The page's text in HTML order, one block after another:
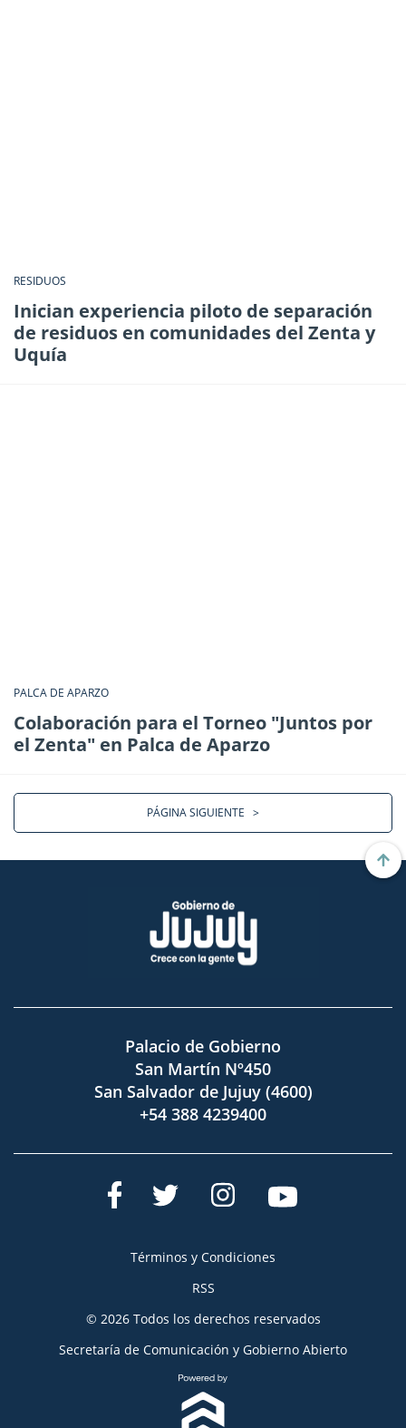
RESIDUOS
Inician experiencia piloto de separación
de residuos en comunidades del Zenta y
Uquía
PALCA DE APARZO
Colaboración para el Torneo "Juntos por
el Zenta" en Palca de Aparzo
PÁGINA SIGUIENTE >
Palacio de Gobierno
San Martín Nº450
San Salvador de Jujuy (4600)
+54 388 4239400
Términos y Condiciones
RSS
© 2026 Todos los derechos reservados
Secretaría de Comunicación y Gobierno Abierto